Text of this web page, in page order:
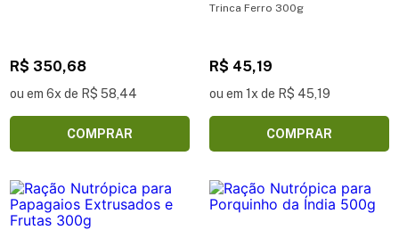
R$ 350,68
ou em 6x de R$ 58,44
COMPRAR
Trinca Ferro 300g
R$ 45,19
ou em 1x de R$ 45,19
COMPRAR